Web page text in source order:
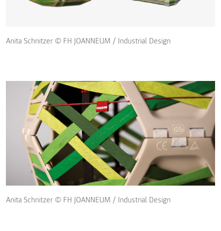
Anita Schnitzer © FH JOANNEUM / Industrial Design
Anita Schnitzer © FH JOANNEUM / Industrial Design